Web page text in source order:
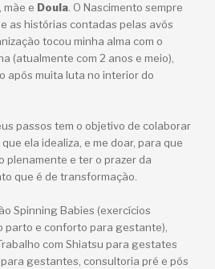
mãe e Doula. O Nascimento sempre
as histórias contadas pelas avós
tocou minha alma com o
(atualmente com 2 anos e meio),
após muita luta no interior do
passos tem o objetivo de colaborar
ela idealiza, e me doar, para que
plenamente e ter o prazer da
que é de transformação.
Spinning Babies (exercícios
parto e conforto para gestante),
com Shiatsu para gestates
gestantes, consultoria pré e pós